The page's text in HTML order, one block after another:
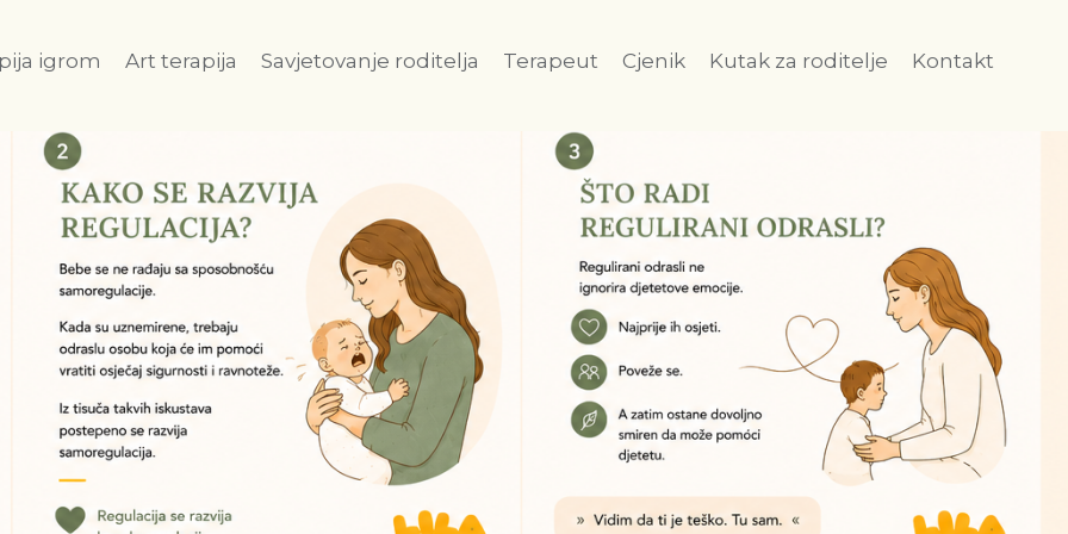
igrom Art terapija Savjetovanje roditelja Terapeut Cjenik Kutak za roditelje Kontakt